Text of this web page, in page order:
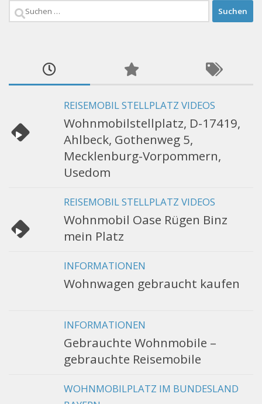
Suchen
REISEMOBIL STELLPLATZ VIDEOS
Wohnmobilstellplatz, D-17419,
Ahlbeck, Gothenweg 5,
Mecklenburg-Vorpommern,
Usedom
REISEMOBIL STELLPLATZ VIDEOS
Wohnmobil Oase Rügen Binz
mein Platz
INFORMATIONEN
Wohnwagen gebraucht kaufen
INFORMATIONEN
Gebrauchte Wohnmobile –
gebrauchte Reisemobile
WOHNMOBILPLATZ IM BUNDESLAND